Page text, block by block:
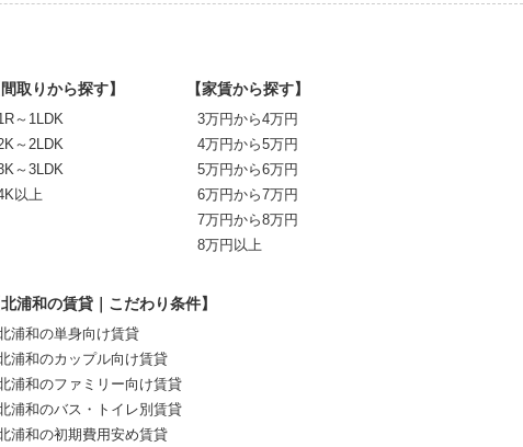
間取りから探す】
～1LDK
～2LDK
～3LDK
以上
【家賃から探す】
3万円から4万円
4万円から5万円
5万円から6万円
6万円から7万円
7万円から8万円
8万円以上
北浦和の賃貸｜こだわり条件】
浦和の単身向け賃貸
浦和のカップル向け賃貸
浦和のファミリー向け賃貸
浦和のバス・トイレ別賃貸
浦和の初期費用安め賃貸